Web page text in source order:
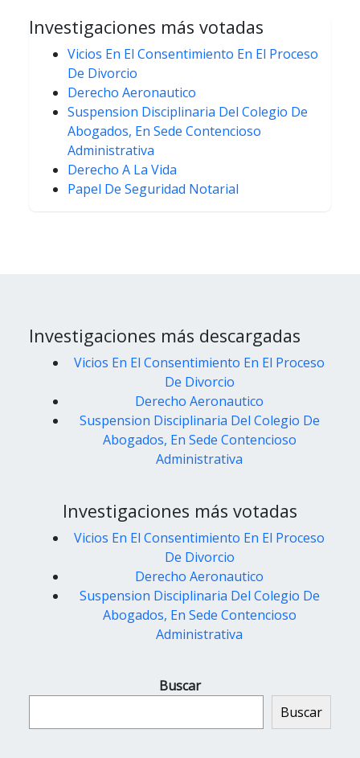
Investigaciones más votadas
Vicios En El Consentimiento En El Proceso
De Divorcio
Derecho Aeronautico
Suspension Disciplinaria Del Colegio De
Abogados, En Sede Contencioso
Administrativa
Derecho A La Vida
Papel De Seguridad Notarial
Investigaciones más descargadas
Vicios En El Consentimiento En El Proceso
De Divorcio
Derecho Aeronautico
Suspension Disciplinaria Del Colegio De
Abogados, En Sede Contencioso
Administrativa
Investigaciones más votadas
Vicios En El Consentimiento En El Proceso
De Divorcio
Derecho Aeronautico
Suspension Disciplinaria Del Colegio De
Abogados, En Sede Contencioso
Administrativa
Buscar
Buscar